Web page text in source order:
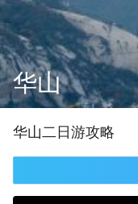
华山
华山 二 日游攻略